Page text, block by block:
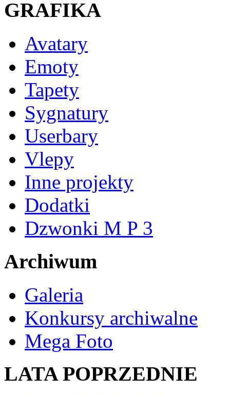
GRAFIKA
Avatary
Emoty
Tapety
Sygnatury
Userbary
Vlepy
Inne projekty
Dodatki
Dzwonki M P 3
Archiwum
Galeria
Konkursy archiwalne
Mega Foto
LATA POPRZEDNIE